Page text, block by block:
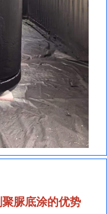
脲底涂的优势